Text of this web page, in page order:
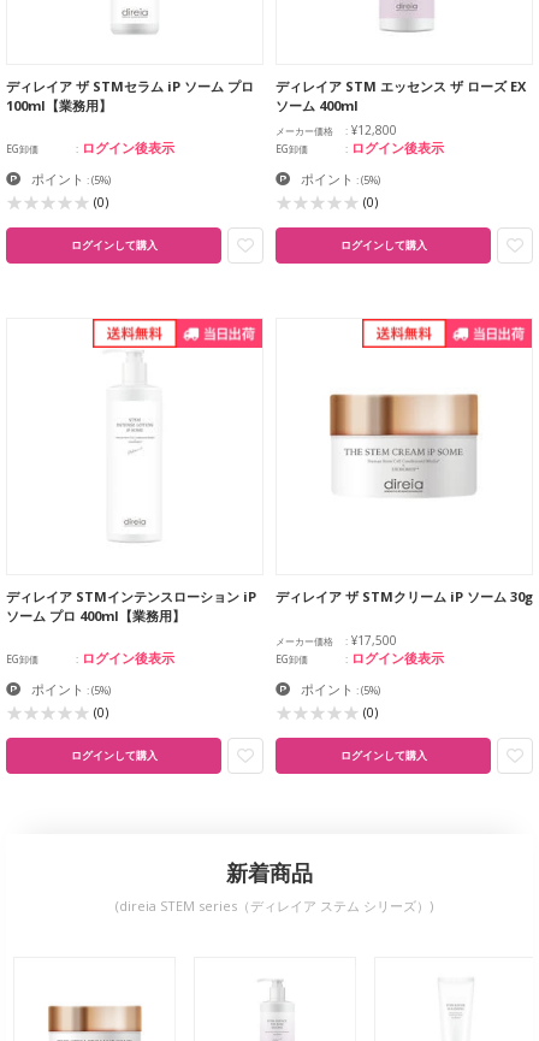
ディレイア ザ STMセラム iP ソーム プロ
100ml【業務用】
EG卸価 ログイン後表示
ポイント :(5%)
(0)
ログインして購入
ディレイア STM エッセンス ザ ローズ EX
ソーム 400ml
メーカー価格 ¥12,800
EG卸価 ログイン後表示
ポイント :(5%)
(0)
ログインして購入
ディレイア STMインテンスローション iP
ソーム プロ 400ml【業務用】
EG卸価 ログイン後表示
ポイント :(5%)
(0)
ログインして購入
ディレイア ザ STMクリーム iP ソーム 30g
メーカー価格 ¥17,500
EG卸価 ログイン後表示
ポイント :(5%)
(0)
ログインして購入
新着商品
(direia STEM series（ディレイア ステム シリーズ）)